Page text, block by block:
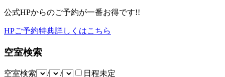
公式HPからのご予約が一番お得です!!
HPご予約特典詳しくはこちら
空室検索
空室検索 / / 日程未定